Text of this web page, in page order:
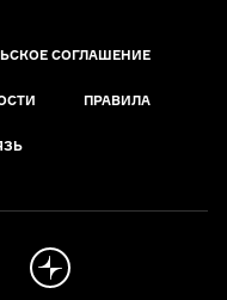
СОГЛАШЕНИЕ
ПРАВИЛА